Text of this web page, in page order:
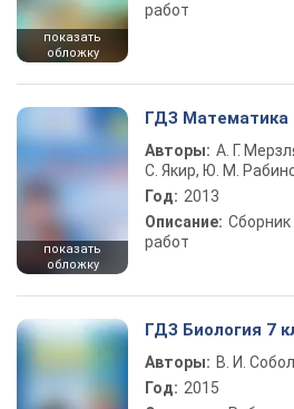
показать
обложку
работ
показать
обложку
ГДЗ Математика
Авторы: А. Г.
С. Якир, Ю. М.
Год: 2013
Описание: Сборник
работ
ГДЗ Биология 7
Авторы: В. И.
Год: 2015